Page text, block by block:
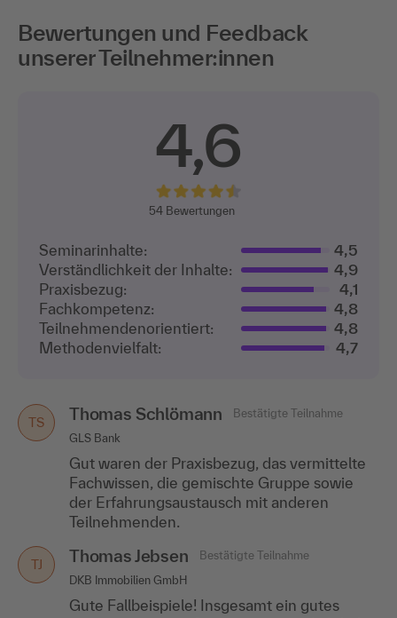
Bewertungen und Feedback
unserer Teilnehmer:innen
4,6
54Bewertungen
Seminarinhalte:
4,5
Verständlichkeit der Inhalte:
4,9
Praxisbezug:
4,1
Fachkompetenz:
4,8
Teilnehmenden­orientiert:
4,8
Methodenvielfalt:
4,7
TS Thomas Schlömann
Bestätigte Teilnahme
GLS Bank
Gut waren der Praxisbezug, das vermittelte
Fachwissen, die gemischte Gruppe sowie
der Erfahrungsaustausch mit anderen
Teilnehmenden.
TJ Thomas Jebsen
Bestätigte Teilnahme
DKB Immobilien GmbH
Gute Fallbeispiele! Insgesamt ein gutes